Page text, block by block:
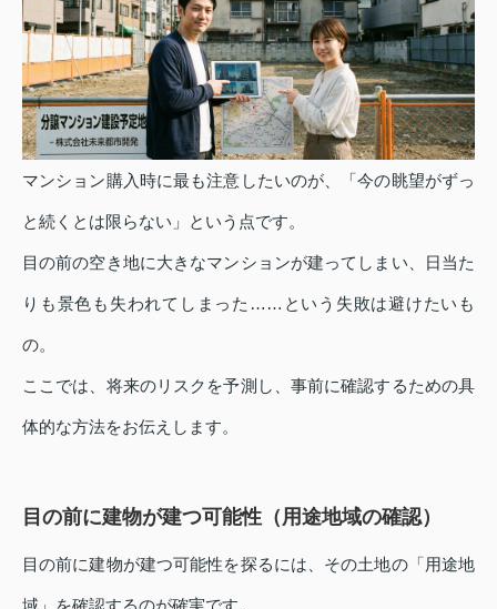
マンション購入時に最も注意したいのが、「今の眺望がずっ
と続くとは限らない」という点です。
目の前の空き地に大きなマンションが建ってしまい、日当た
りも景色も失われてしまった……という失敗は避けたいも
の。
ここでは、将来のリスクを予測し、事前に確認するための具
体的な方法をお伝えします。
目の前に建物が建つ可能性（用途地域の確認）
目の前に建物が建つ可能性を探るには、その土地の「用途地
域」を確認するのが確実です。